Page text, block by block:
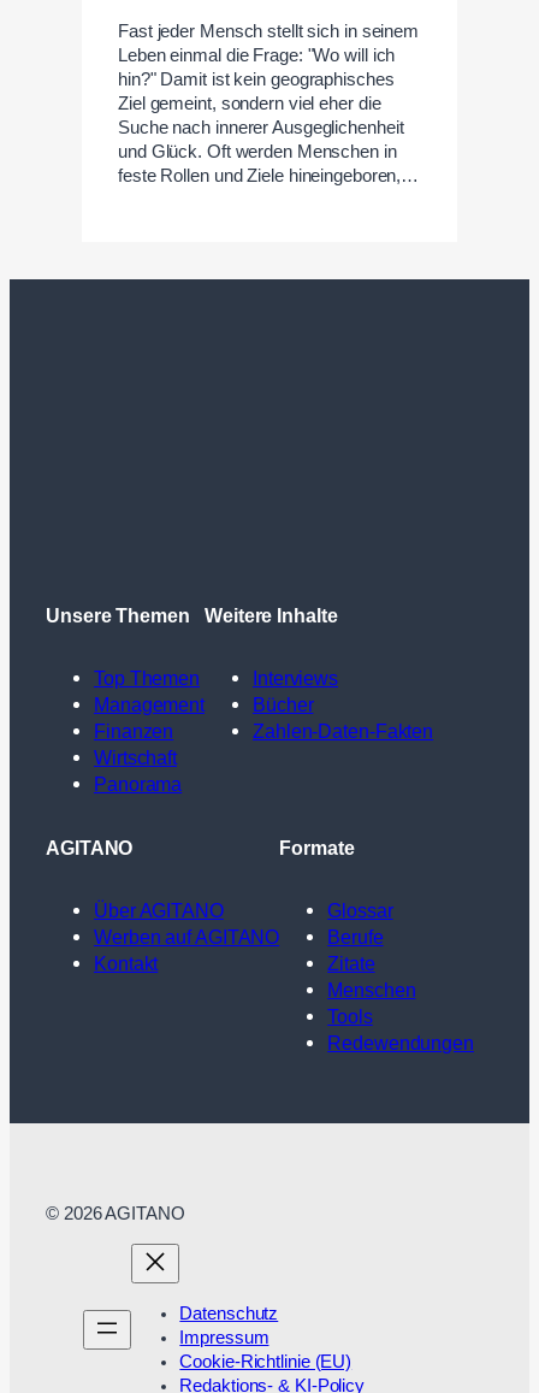
Fast jeder Mensch stellt sich in seinem
Leben einmal die Frage: "Wo will ich
hin?" Damit ist kein geographisches
Ziel gemeint, sondern viel eher die
Suche nach innerer Ausgeglichenheit
und Glück. Oft werden Menschen in
feste Rollen und Ziele hineingeboren,…
Unsere Themen
Top Themen
Management
Finanzen
Wirtschaft
Panorama
Weitere Inhalte
Interviews
Bücher
Zahlen-Daten-Fakten
AGITANO
Über AGITANO
Werben auf AGITANO
Kontakt
Formate
Glossar
Berufe
Zitate
Menschen
Tools
Redewendungen
© 2026 AGITANO
Datenschutz
Impressum
Cookie-Richtlinie (EU)
Redaktions- & KI-Policy